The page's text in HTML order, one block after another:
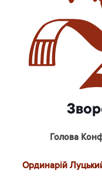
Голова
Ординарій